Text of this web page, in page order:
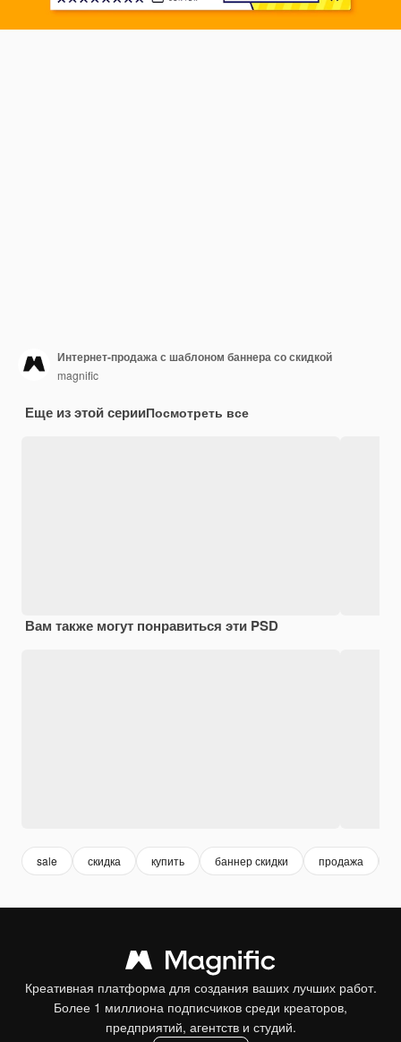
Интернет-продажа с шаблоном баннера со скидкой
magnific
Еще из этой серииПосмотреть все
Вам также могут понравиться эти PSD
sale скидка купить баннер скидки продажа
Креативная платформа для создания ваших лучших работ.
Более 1 миллиона подписчиков среди креаторов,
предприятий, агентств и студий.